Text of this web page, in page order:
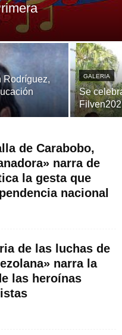
Rodríguez,
GALERIA
Se
de Carabobo,
narra de
la gesta que
nacional
de las luchas de
narra la
las heroínas